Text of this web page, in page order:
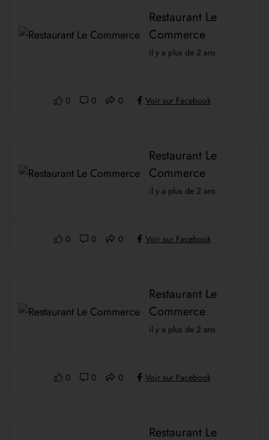
Restaurant Le
Commerce
il y a plus de 2 ans
0 0 0 Voir sur Facebook
Restaurant Le
Commerce
il y a plus de 2 ans
0 0 0 Voir sur Facebook
Restaurant Le
Commerce
il y a plus de 2 ans
0 0 0 Voir sur Facebook
Restaurant Le